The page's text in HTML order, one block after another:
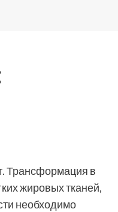
Трансформация в
жировых тканей,
необходимо